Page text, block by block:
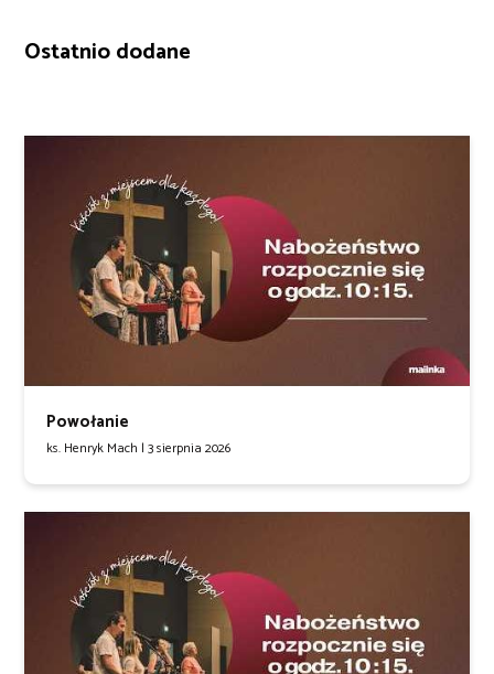
Ostatnio dodane
Powołanie
ks. Henryk Mach | 3 sierpnia 2026